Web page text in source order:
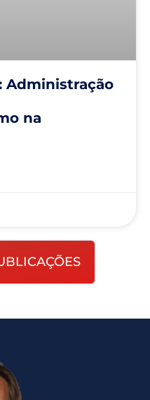
Administração
na